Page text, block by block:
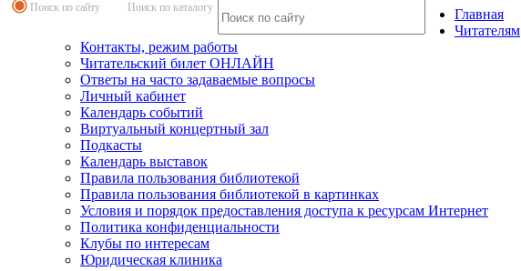
Поиск по сайту Поиск по каталогу
Главная
Читателям
Контакты, режим работы
Читательский билет ОНЛАЙН
Ответы на часто задаваемые вопросы
Личный кабинет
Календарь событий
Виртуальный концертный зал
Подкасты
Календарь выставок
Правила пользования библиотекой
Правила пользования библиотекой в картинках
Условия и порядок предоставления доступа к ресурсам Интернет
Политика конфиденциальности
Клубы по интересам
Юридическая клиника